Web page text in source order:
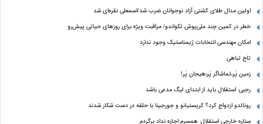
اولین مدال طلای کشتی آزاد نوجوانان ضرب شد/اسمعلی نقره‌ای شد
خطر در کمین چند ملی‌پوش تکواندو/ مراقبت ویژه برای روزهای حیاتی پیش‌رو
امکان مهندسی انتخابات ژیمناستیک وجود ندارد
تاج تباهی
زمین پَر،تماشاگر پَر،هیجان پَر!
رجبی: استقلال باید از ابتدای لیگ مدعی باشد
رونالدو ازدواج کرد؟ کریستیانو و جورجینا با حلقه در دست شکار شدند
ستاره خارجی استقلال: همسرم اجازه نداد برگردم